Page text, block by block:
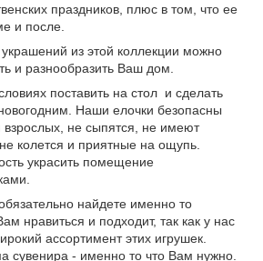
праздников, плюс в том, что ее
и после.
украшений из этой коллекции можно
и разнообразить Ваш дом.
поставить на стол и сделать
Наши елочки безопасны
взрослых, не сыпятся, не имеют
колется и приятные на ощупь.
украсить помещение
найдете именно то
нравиться и подходит, так как у нас
ассортимент этих игрушек.
сувенира - именно то что Вам нужно.